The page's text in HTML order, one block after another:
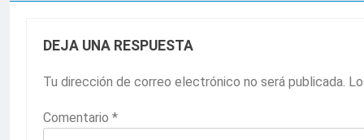
DEJA UNA RESPUESTA
Tu dirección de correo electrónico no será publicada.
Comentario *